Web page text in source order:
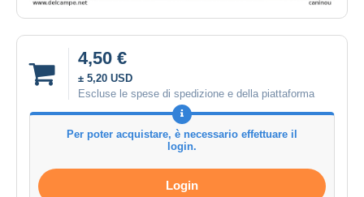
4,50 €
± 5,20 USD
Escluse le spese di spedizione e della piattaforma
Per poter acquistare, è necessario effettuare il
login.
Login